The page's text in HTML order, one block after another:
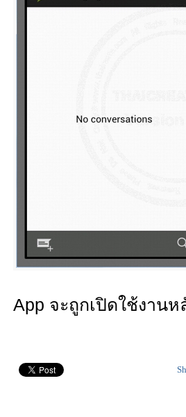
App จะถูกเปิดใช้งาน